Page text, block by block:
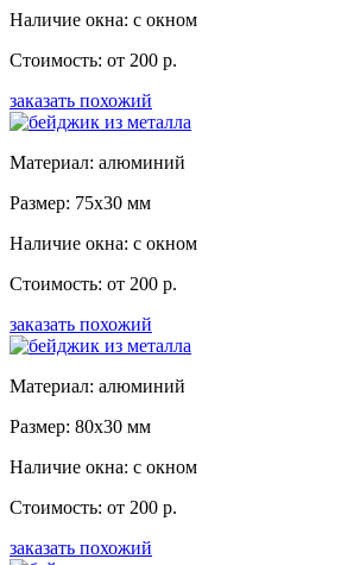
Наличие окна: с окном
Стоимость: от 200 р.
заказать похожий
Материал: алюминий
Размер: 75x30 мм
Наличие окна: с окном
Стоимость: от 200 р.
заказать похожий
Материал: алюминий
Размер: 80x30 мм
Наличие окна: с окном
Стоимость: от 200 р.
заказать похожий